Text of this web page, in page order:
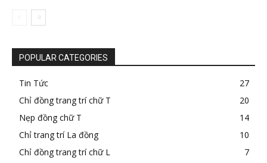
POPULAR CATEGORIES
Tin Tức
27
Chỉ đồng trang trí chữ T
20
Nẹp đồng chữ T
14
Chỉ trang trí La đồng
10
Chỉ đồng trang trí chữ L
7